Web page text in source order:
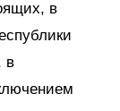
в
в